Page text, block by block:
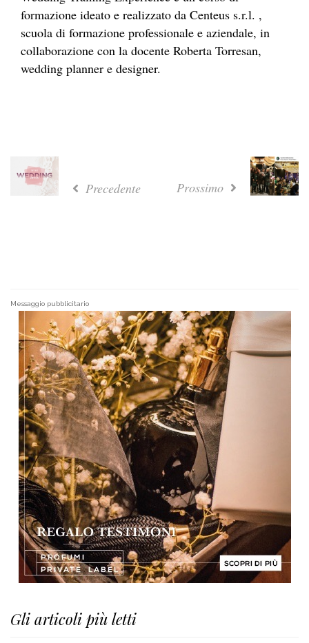
formazione ideato e realizzato da Centeus s.r.l. ,
scuola di formazione professionale e aziendale, in
collaborazione con la docente Roberta Torresan,
wedding planner e designer.
Precedente Prossimo
Messaggio pubblicitario
Gli articoli più letti